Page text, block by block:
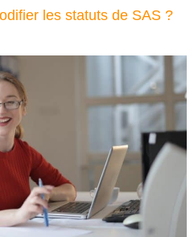
les statuts de SAS ?